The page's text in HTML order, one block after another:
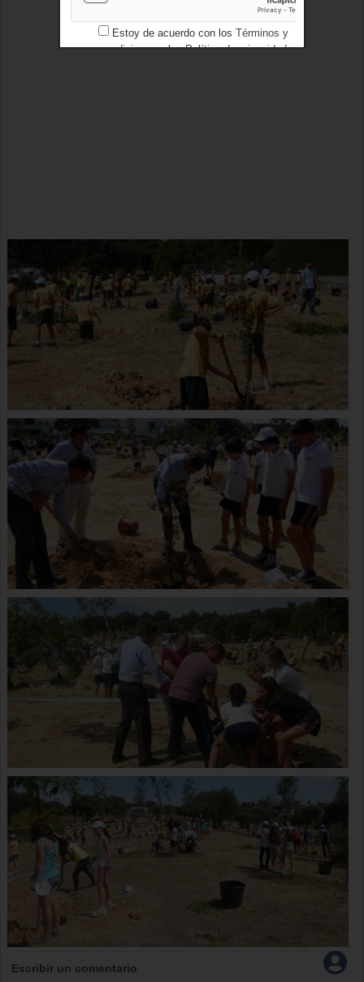
Escribir un comentario
Estoy de acuerdo con los Términos y
condicionesy losPolítica de privacidad